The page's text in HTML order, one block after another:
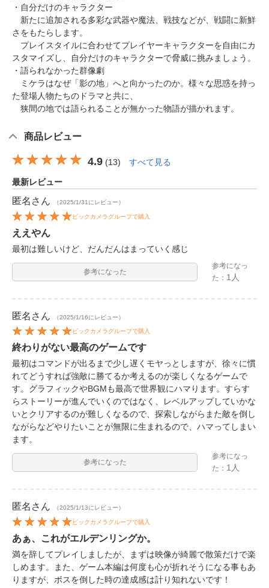
・自分だけのキャラクター
新たに追加される多彩な武器や魔法、戦技などが、戦闘に新鮮
さをもたらします。
プレイスタイルに合わせてプレイヤーキャラクターを自由にカ
スタマイズし、自分だけのキャラクターで脅威に挑みましょう。
・語られなかった群像劇
ミケラはなぜ「影の地」へと向かったのか。様々な思惑を持っ
た登場人物たちのドラマと共に、
狭間の地では語られることが無かった物語が描かれます。
商品レビュー
4.9 (13) すべて見る
最新レビュー
匿名 さん （2025/1/31にレビュー）
ビックカメラグループで購入
ええやん
最初は難しいけど、だんだんはまっていく感じ
参考になった
参考になっ
た： 1人
匿名 さん （2025/1/16にレビュー）
ビックカメラグループで購入
終わりがない最高のゲームです
最初はコマンドが出るまで少し遅くモヤっとしますが、徐々に慣
れてどうすれば強敵に勝てるか考えるのが楽しくなるゲームで
す。グラフィックやBGMも最高で世界観にハマります。すらす
らストーリーが進んでいくのではなく、レベルアップしていかな
いとクリアするのが難しくなるので、探索しながらまた敵を倒し
ながらなどやりたいことが無限に生まれるので、ハマってしまい
ます。
参考になった
参考になっ
た： 1人
匿名 さん （2025/1/13にレビュー）
ビックカメラグループで購入
あぁ、これがエルデンリングか。
満を辞してプレイしましたが、まずは映像が綺麗で散策だけで楽
しめます。また、ゲーム本編は何度も心が折れそうになる事もあ
りますが、ボスを倒した時の達成感は計り知れないです！